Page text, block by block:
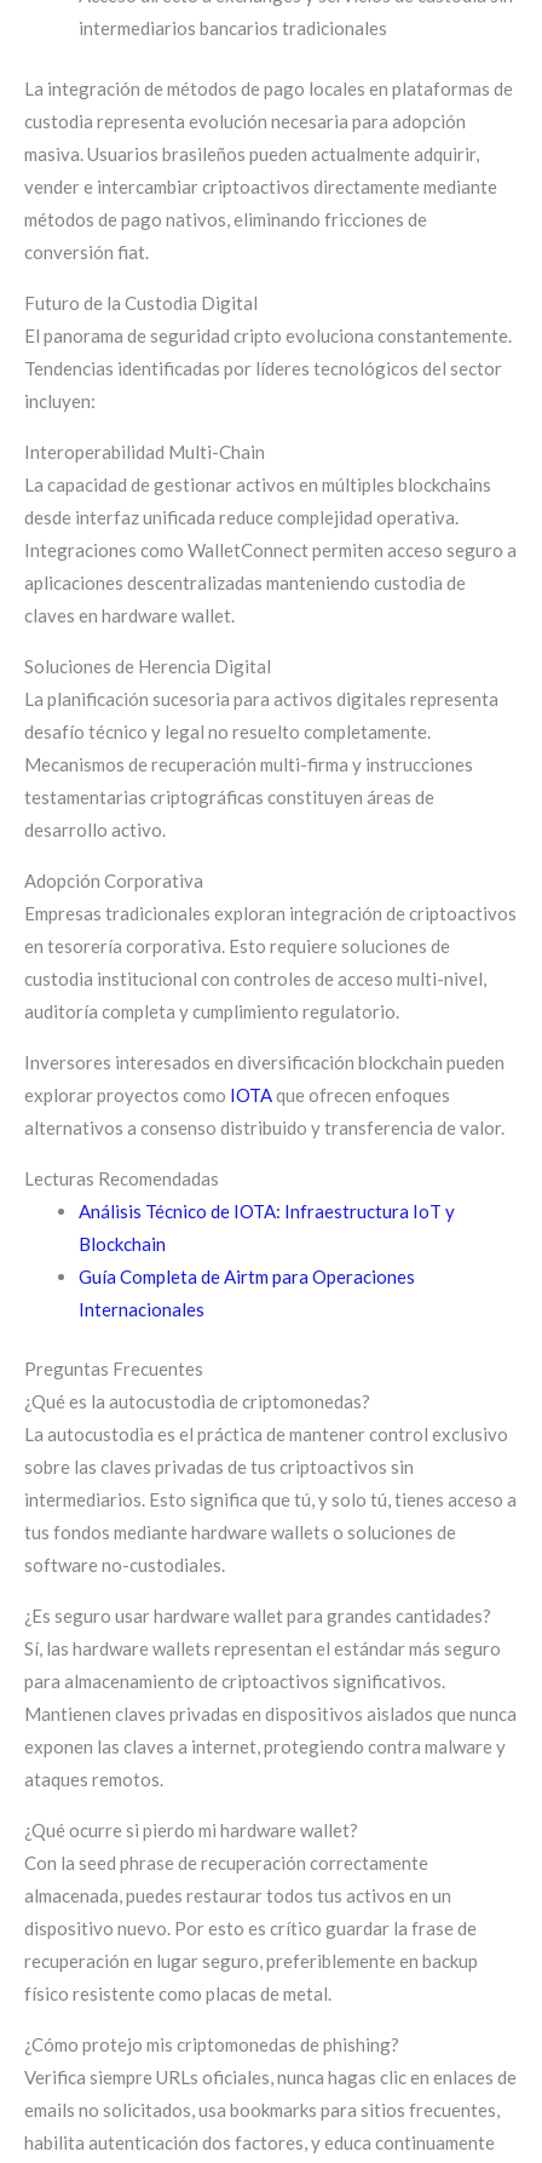
intermediarios bancarios tradicionales
La integración de métodos de pago locales en plataformas de
custodia representa evolución necesaria para adopción
masiva. Usuarios brasileños pueden actualmente adquirir,
vender e intercambiar criptoactivos directamente mediante
métodos de pago nativos, eliminando fricciones de
conversión fiat.
Futuro de la Custodia Digital
El panorama de seguridad cripto evoluciona constantemente.
Tendencias identificadas por líderes tecnológicos del sector
incluyen:
Interoperabilidad Multi-Chain
La capacidad de gestionar activos en múltiples blockchains
desde interfaz unificada reduce complejidad operativa.
Integraciones como WalletConnect permiten acceso seguro a
aplicaciones descentralizadas manteniendo custodia de
claves en hardware wallet.
Soluciones de Herencia Digital
La planificación sucesoria para activos digitales representa
desafío técnico y legal no resuelto completamente.
Mecanismos de recuperación multi-firma y instrucciones
testamentarias criptográficas constituyen áreas de
desarrollo activo.
Adopción Corporativa
Empresas tradicionales exploran integración de criptoactivos
en tesorería corporativa. Esto requiere soluciones de
custodia institucional con controles de acceso multi-nivel,
auditoría completa y cumplimiento regulatorio.
Inversores interesados en diversificación blockchain pueden
explorar proyectos como IOTAque ofrecen enfoques
alternativos a consenso distribuido y transferencia de valor.
Lecturas Recomendadas
Análisis Técnico de IOTA: Infraestructura IoT y
Blockchain
Guía Completa de Airtm para Operaciones
Internacionales
Preguntas Frecuentes
¿Qué es la autocustodia de criptomonedas?
La autocustodia es el práctica de mantener control exclusivo
sobre las claves privadas de tus criptoactivos sin
intermediarios. Esto significa que tú, y solo tú, tienes acceso a
tus fondos mediante hardware wallets o soluciones de
software no-custodiales.
¿Es seguro usar hardware wallet para grandes cantidades?
Sí, las hardware wallets representan el estándar más seguro
para almacenamiento de criptoactivos significativos.
Mantienen claves privadas en dispositivos aislados que nunca
exponen las claves a internet, protegiendo contra malware y
ataques remotos.
¿Qué ocurre si pierdo mi hardware wallet?
Con la seed phrase de recuperación correctamente
almacenada, puedes restaurar todos tus activos en un
dispositivo nuevo. Por esto es crítico guardar la frase de
recuperación en lugar seguro, preferiblemente en backup
físico resistente como placas de metal.
¿Cómo protejo mis criptomonedas de phishing?
Verifica siempre URLs oficiales, nunca hagas clic en enlaces de
emails no solicitados, usa bookmarks para sitios frecuentes,
habilita autenticación dos factores, y educa continuamente